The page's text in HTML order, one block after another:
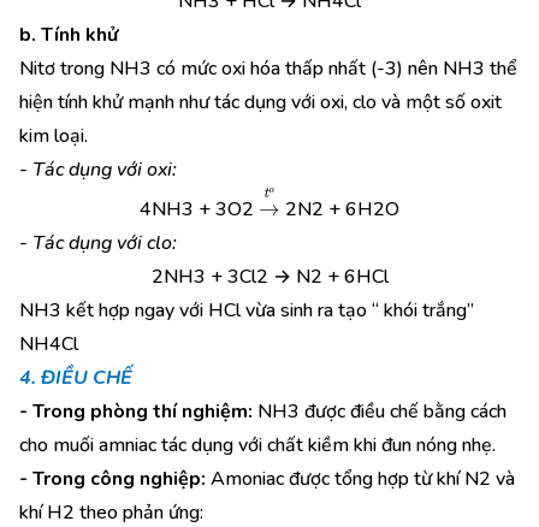
b. Tính khử
Nitơ trong NH3 có mức oxi hóa thấp nhất (-3) nên NH3 thể
hiện tính khử mạnh như tác dụng với oxi, clo và một số oxit
kim loại.
- Tác dụng với oxi:
4NH3 + 3O2 → to
2N2 + 6H2O
- Tác dụng với clo:
2NH3 + 3Cl2 → N2 + 6HCl
NH3 kết hợp ngay với HCl vừa sinh ra tạo “ khói trắng”
NH4Cl
4. ĐIỀU CHẾ
- Trong phòng thí nghiệm: NH3 được điều chế bằng cách
cho muối amniac tác dụng với chất kiềm khi đun nóng nhẹ.
- Trong công nghiệp: Amoniac được tổng hợp từ khí N2 và
khí H2 theo phản ứng: